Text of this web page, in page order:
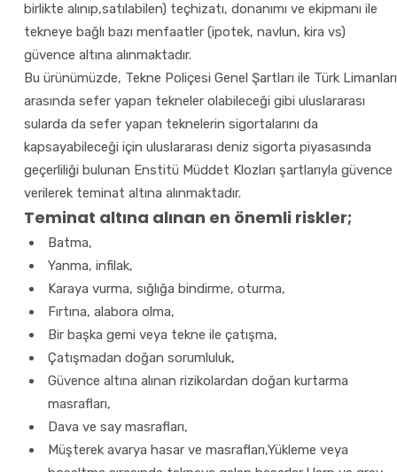
birlikte alınıp,satılabilen) teçhizatı, donanımı ve ekipmanı ile
tekneye bağlı bazı menfaatler (ipotek, navlun, kira vs)
güvence altına alınmaktadır.
Bu ürünümüzde, Tekne Poliçesi Genel Şartları ile Türk Limanları
arasında sefer yapan tekneler olabileceği gibi uluslararası
sularda da sefer yapan teknelerin sigortalarını da
kapsayabileceği için uluslararası deniz sigorta piyasasında
geçerliliği bulunan Enstitü Müddet Klozları şartlarıyla güvence
verilerek teminat altına alınmaktadır.
Teminat altına alınan en önemli riskler;
Batma,
Yanma, infilak,
Karaya vurma, sığlığa bindirme, oturma,
Fırtına, alabora olma,
Bir başka gemi veya tekne ile çatışma,
Çatışmadan doğan sorumluluk,
Güvence altına alınan rizikolardan doğan kurtarma
masrafları,
Dava ve say masrafları,
Müşterek avarya hasar ve masrafları,Yükleme veya